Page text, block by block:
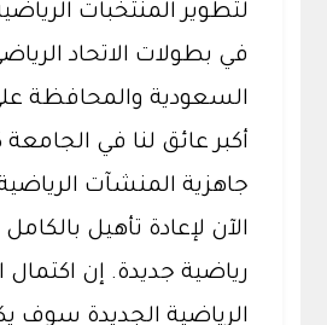
لتطوير المنتخبات
في بطولات الاتحاد
السعودية والمحافظة
أكبر عائق لنا في
جاهزية المنشآت
الآن لإعادة تأهيل
رياضية جديدة. إن
الرياضية الجديدة سوف